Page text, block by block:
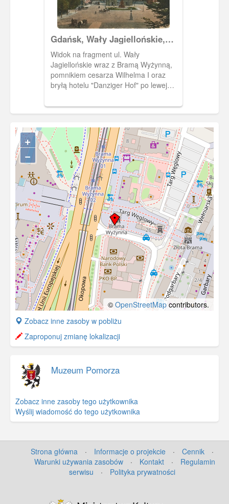
Gdańsk, Wały Jagiellońskie,
Danzig Dominikswall
Widok na fragment ul. Wały
Jagiellońskie wraz z Bramą Wyżynną,
pomnikiem cesarza Wilhelma I oraz
bryłą hotelu "Danziger Hof" po lewej
widoczna Wieża Więzienna.
+
−
© OpenStreetMap contributors.
+
−
Zobacz inne zasoby w pobliżu
Zaproponuj zmianę lokalizacji
Muzeum Pomorza
Zobacz inne zasoby tego użytkownika
Wyślij wiadomość do tego użytkownika
Strona główna · Informacje o projekcie · Cennik
·
Warunki używania zasobów
· Kontakt ·
Regulamin
serwisu
· Polityka prywatności